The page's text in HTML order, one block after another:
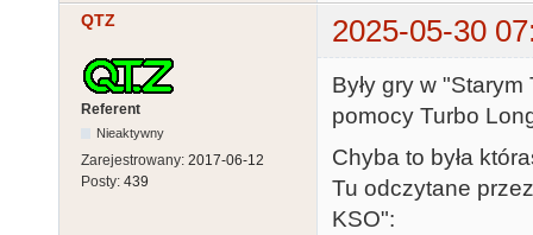
QTZ 2025-05-30
Referent
Nieaktywny
Zarejestrowany: 2017-06-12
Posty: 439
Były gry w
pomocy Turbo
Chyba to była
Tu odczytane
KSO":